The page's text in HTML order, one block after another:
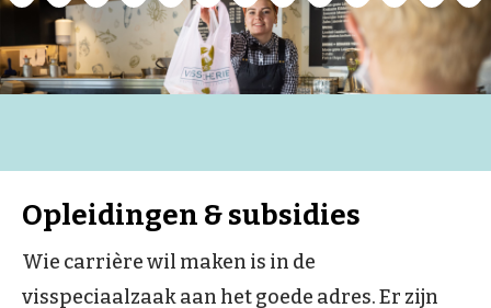
Opleidingen & subsidies
Wie carrière wil maken is in de
visspeciaalzaak aan het goede adres. Er zijn